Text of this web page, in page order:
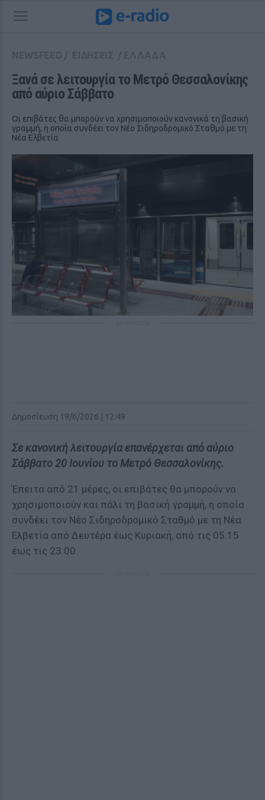
Ξανά σε λειτουργία το Μετρό Θεσσαλονίκης
από αύριο Σάββατο
Οι επιβάτες θα μπορούν να χρησιμοποιούν κανονικά τη βασική
γραμμή, η οποία συνδέει τον Νέο Σιδηροδρομικό Σταθμό με τη
Νέα Ελβετία
Δημοσίευση 19/6/2026 | 12:49
Σε κανονική λειτουργία επανέρχεται από αύριο
Σάββατο 20 Ιουνίου το Μετρό Θεσσαλονίκης.
Έπειτα από 21 μέρες, οι επιβάτες θα μπορούν να
χρησιμοποιούν και πάλι τη βασική γραμμή, η οποία
συνδέει τον Νέο Σιδηροδρομικό Σταθμό με τη Νέα
Ελβετία από Δευτέρα έως Κυριακή, από τις 05:15
έως τις 23:00.